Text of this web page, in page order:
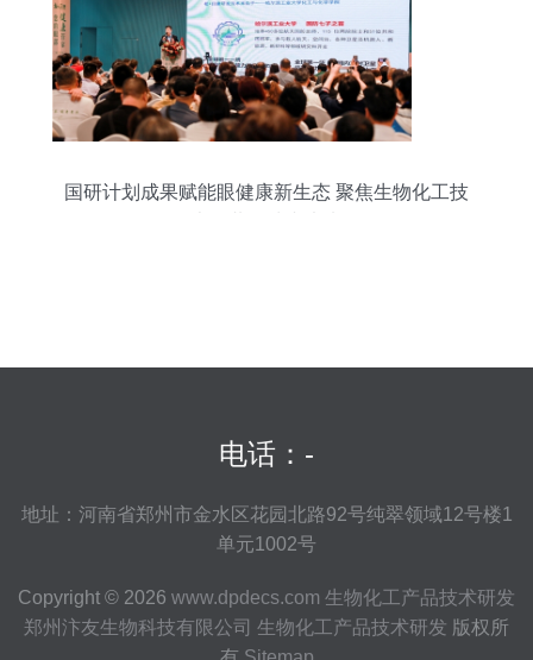
国研计划成果赋能眼健康新生态 聚焦生物化工技
电话：-
地址：河南省郑州市金水区花园北路92号纯翠领域12号楼1
单元1002号
Copyright © 2026 www.dpdecs.com 生物化工产品技术研发
郑州汴友生物科技有限公司 生物化工产品技术研发 版权所